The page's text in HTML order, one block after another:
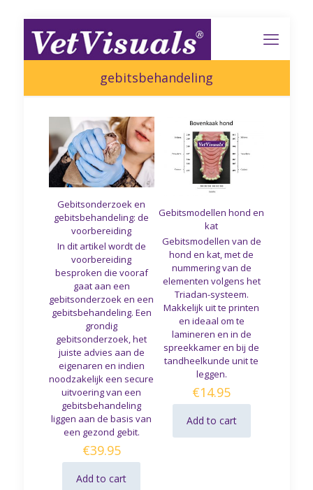
gebitsbehandeling
Gebitsonderzoek en
gebitsbehandeling: de
voorbereiding
In dit artikel wordt de
voorbereiding
besproken die vooraf
gaat aan een
gebitsonderzoek en een
gebitsbehandeling. Een
grondig
gebitsonderzoek, het
juiste advies aan de
eigenaren en indien
noodzakelijk een secure
uitvoering van een
gebitsbehandeling
liggen aan de basis van
een gezond gebit.
€39.95
Add to cart
Gebitsmodellen hond en
kat
Gebitsmodellen van de
hond en kat, met de
nummering van de
elementen volgens het
Triadan-systeem.
Makkelijk uit te printen
en ideaal om te
lamineren en in de
spreekkamer en bij de
tandheelkunde unit te
leggen.
€14.95
Add to cart